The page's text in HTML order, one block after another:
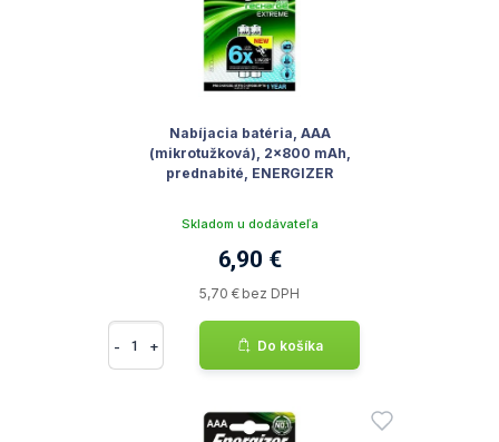
Nabíjacia batéria, AAA
(mikrotužková), 2x800 mAh,
prednabité, ENERGIZER
Skladom u dodávateľa
6,90 €
5,70 € bez DPH
- + Do košíka